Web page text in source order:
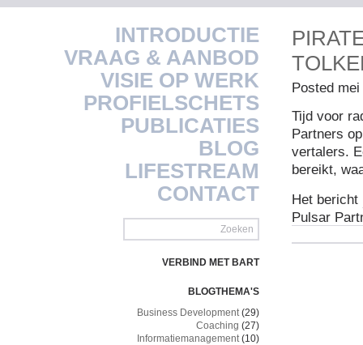
INTRODUCTIE
VRAAG & AANBOD
VISIE OP WERK
PROFIELSCHETS
PUBLICATIES
BLOG
LIFESTREAM
CONTACT
VERBIND MET BART
BLOGTHEMA'S
Business Development(29)
Coaching (27)
Informatiemanagement(10)
Posted
Tijd voor
Partners
vertalers.
bereikt,
Het bericht
Pulsar